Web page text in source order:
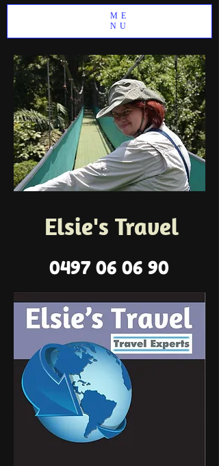
ME
NU
Elsie's Travel
0497 06 06 90